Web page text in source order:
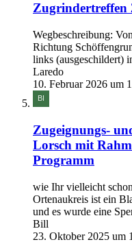
Zugrindertreffen
Wegbeschreibung:
Richtung
links (ausgeschildert)
Laredo
10. Februar 2026 um
Zugeignungs-
Lorsch mit
Programm
wie Ihr vielleicht
Ortenaukreis ist ein
und es wurde eine
Bill
23. Oktober 2025 um